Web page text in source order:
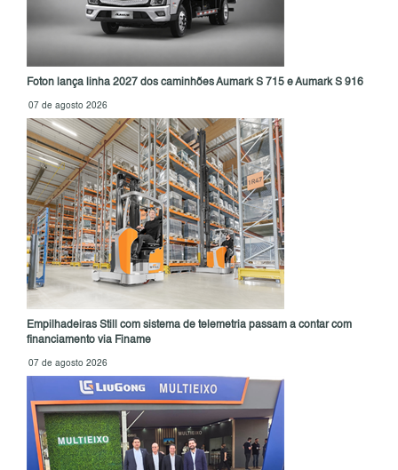
Foton lança linha 2027 dos caminhões Aumark S 715 e Aumark S 916
07 de agosto 2026
Empilhadeiras Still com sistema de telemetria passam a contar com
financiamento via Finame
07 de agosto 2026